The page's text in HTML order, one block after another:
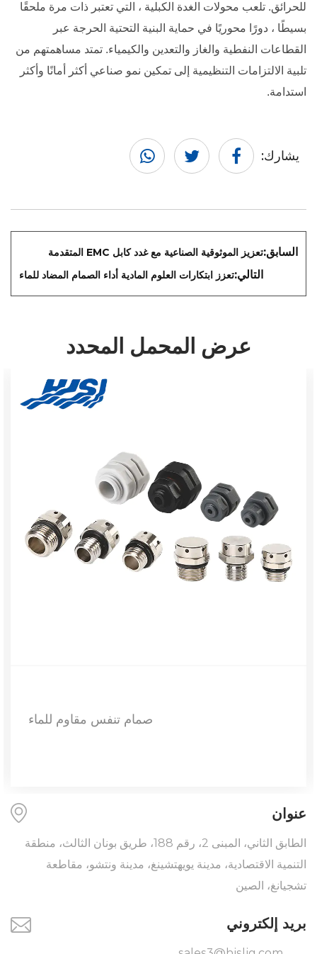
للحرائق. تلعب محولات الغدة الكبلية ، التي تعتبر ذات مرة ملحقًا
بسيطًا ، دورًا محوريًا في حماية البنية التحتية الحرجة عبر
القطاعات النفطية والغاز والتعدين والكيمياء. تمتد مساهمتهم من
تلبية الالتزامات التنظيمية إلى تمكين نمو صناعي أكثر أمانًا وأكثر
استدامة.
يشارك:
السابق:تعزيز الموثوقية الصناعية مع غدد كابل EMC المتقدمة
التالي:تعزز ابتكارات العلوم المادية أداء الصمام المضاد للماء
عرض المحمل المحدد
صمام تنفس
عنوان
الطابق الثاني، المبنى 2، رقم 188، طريق بونان الثالث، منطقة
التنمية الاقتصادية، مدينة يويهتشينغ، مدينة ونتشو، مقاطعة
تشجيانغ، الصين
بريد إلكتروني